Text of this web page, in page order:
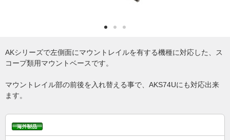
AKシリーズで左側面にマウントレイルを有する機種に対応した、ス
コープ類用マウントベースです。
マウントレイル部の前後を入れ替える事で、AKS74Uにも対応出来
ます。